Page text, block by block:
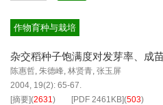
作物育种与栽培
杂交稻种子饱满度对发芽率、成
陈惠哲, 朱德峰, 林贤青, 张玉屏
2004, 19(2): 65-67.
[摘要](2631) [PDF 2461KB](503)